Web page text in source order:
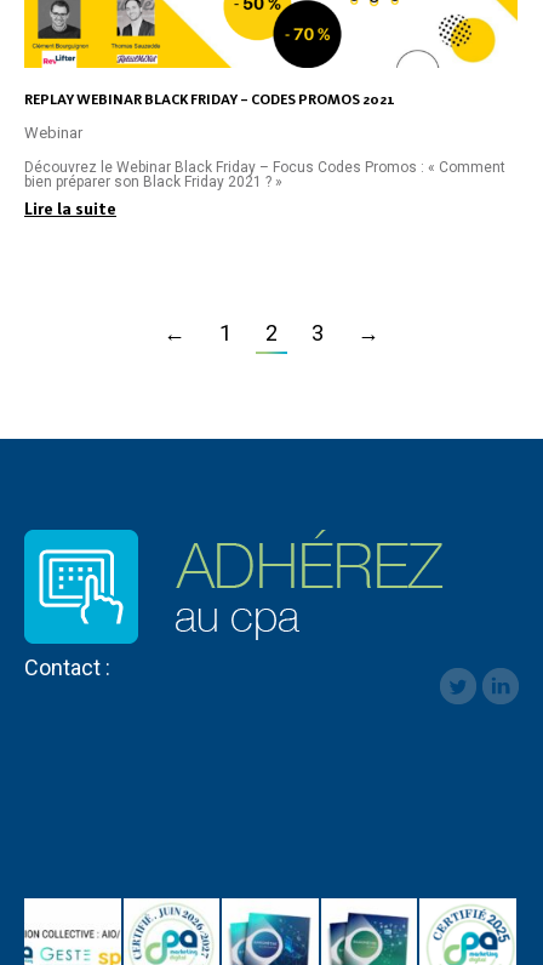
REPLAY WEBINAR BLACK FRIDAY – CODES PROMOS 2021
Webinar
Découvrez le Webinar Black Friday – Focus Codes Promos : « Comment
bien préparer son Black Friday 2021 ? »
Lire la suite
← 1 2 3 →
Contact :